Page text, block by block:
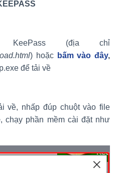
(địa chỉ
) hoặc bấm vào đây,
để tải về
về, nhấp đúp chuột vào file
, chạy phần mềm cài đặt như